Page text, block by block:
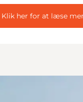
Klik her for at læse